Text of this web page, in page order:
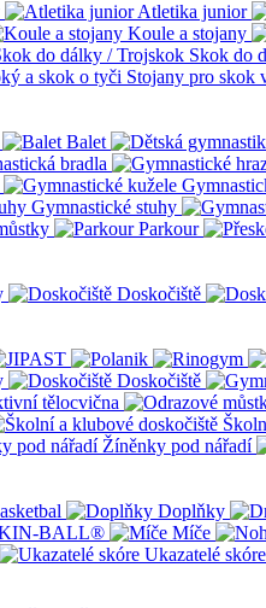
Atletika junior
Koule a stojany
Skok do
Stojany pro skok
Balet
bradla
Gymnastické stuhy
Parkour
Doskočiště
Doskočiště
tělocvična
Žíněnky pod nářadí
Doplňky
BALL® Míče
Ukazatelé skóre